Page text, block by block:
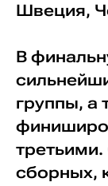
Швеция,
В
группы, а
сборных,